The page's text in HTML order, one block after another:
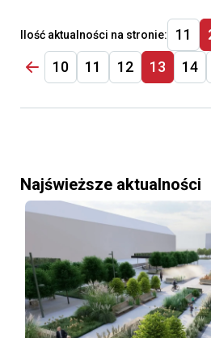
Ilość aktualności na stronie: 11
10
11 12 13 14
Najświeższe aktualności